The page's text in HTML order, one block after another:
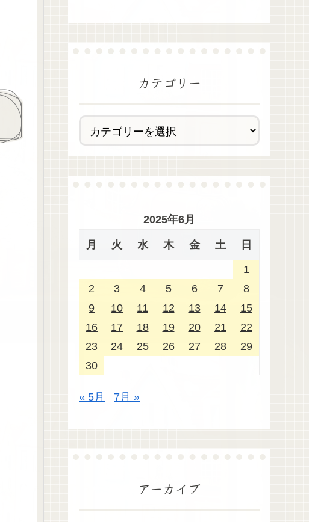
カテゴリー
2025年6月
月 火 水 木 金 土 日
1
2
3 4 5 6 7
8
9
10 11 12 13 14
15
16
17 18 19 20 21
22
23
24 25 26 27 28
29
30
« 5月 7月 »
アーカイブ